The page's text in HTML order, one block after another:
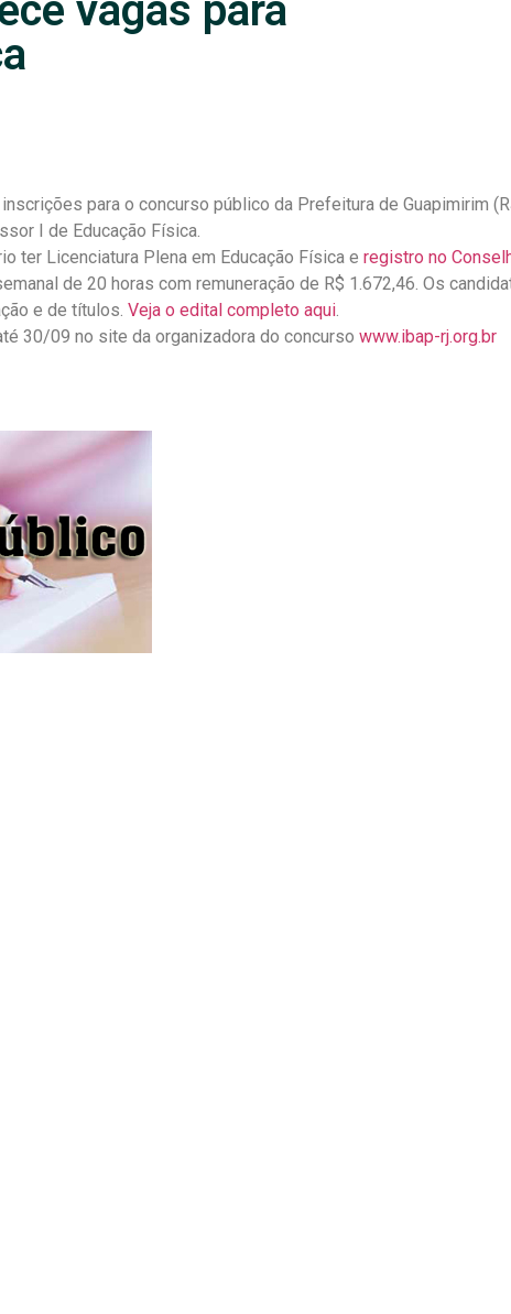
vagas para
para o concurso público da Prefeitura de Guapimirim
I de Educação Física.
ter Licenciatura Plena em Educação Física e registro no
de 20 horas com remuneração de R$ 1.672,46. Os
e de títulos. Veja o edital completo aqui.
30/09 no site da organizadora do concurso www.ibap-rj.org.br